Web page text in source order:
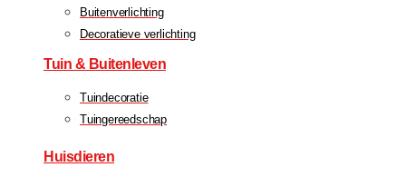
Buitenverlichting
Decoratieve verlichting
Tuin & Buitenleven
Tuindecoratie
Tuingereedschap
Huisdieren